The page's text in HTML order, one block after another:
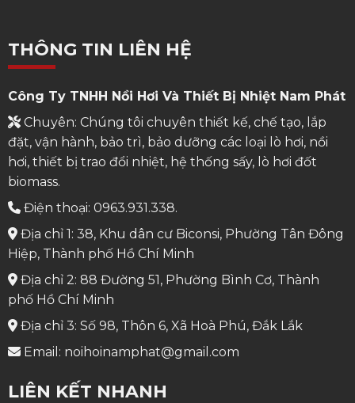
THÔNG TIN LIÊN HỆ
Công Ty TNHH Nồi Hơi Và Thiết Bị Nhiệt Nam Phát
Chuyên: Chúng tôi chuyên thiết kế, chế tạo, lắp
đặt, vận hành, bảo trì, bảo dưỡng các loại lò hơi, nồi
hơi, thiết bị trao đổi nhiệt, hệ thống sấy, lò hơi đốt
biomass.
Điện thoại: 0963.931.338.
Địa chỉ 1: 38, Khu dân cư Biconsi, Phường Tân Đông
Hiệp, Thành phố Hồ Chí Minh
Địa chỉ 2: 88 Đường 51, Phường Bình Cơ, Thành
phố Hồ Chí Minh
Địa chỉ 3: Số 98, Thôn 6, Xã Hoà Phú, Đắk Lắk
Email: noihoinamphat@gmail.com
LIÊN KẾT NHANH